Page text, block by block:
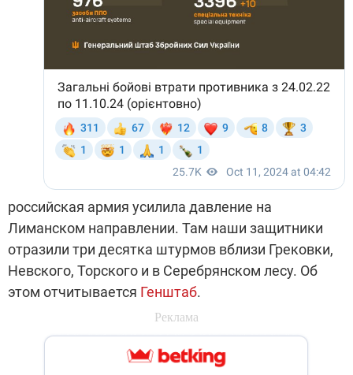
российская армия усилила давление на
Лиманском направлении. Там наши защитники
отразили три десятка штурмов вблизи Грековки,
Невского, Торского и в Серебрянском лесу. Об
этом отчитывается Генштаб.